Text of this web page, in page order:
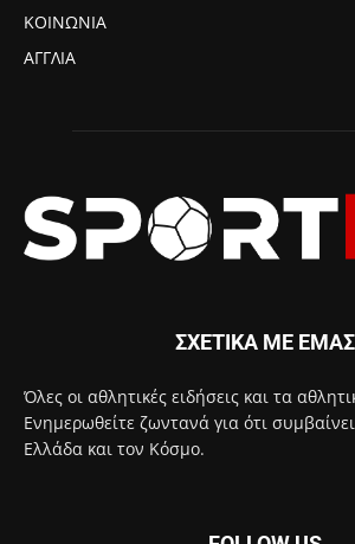
ΚΟΙΝΩΝΙΑ
ΑΓΓΛΙΑ
ΣΧΕΤΙΚΑ ΜΕ ΕΜΑΣ
Όλες οι αθλητικές ειδήσεις και τα
Ενημερωθείτε ζωντανά για ότι
Ελλάδα και τον Κόσμο.